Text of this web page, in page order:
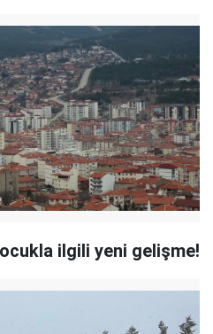
ilgili yeni gelişme!